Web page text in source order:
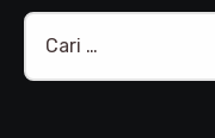
Cari
untuk: